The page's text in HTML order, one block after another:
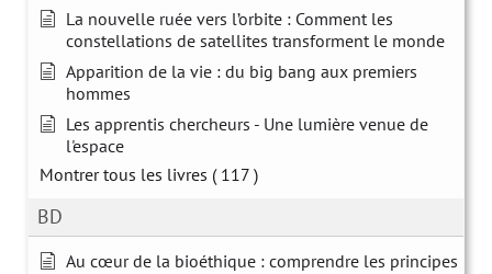
La nouvelle ruée vers l’orbite : Comment les
constellations de satellites transforment le monde
Apparition de la vie : du big bang aux premiers
hommes
Les apprentis chercheurs - Une lumière venue de
l'espace
Montrer tous les livres ( 117 )
BD
Au cœur de la bioéthique : comprendre les principes